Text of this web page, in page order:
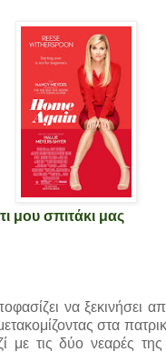
μου σπιτάκι μας
να ξεκινήσει
στα
με τις δύο νεαρές